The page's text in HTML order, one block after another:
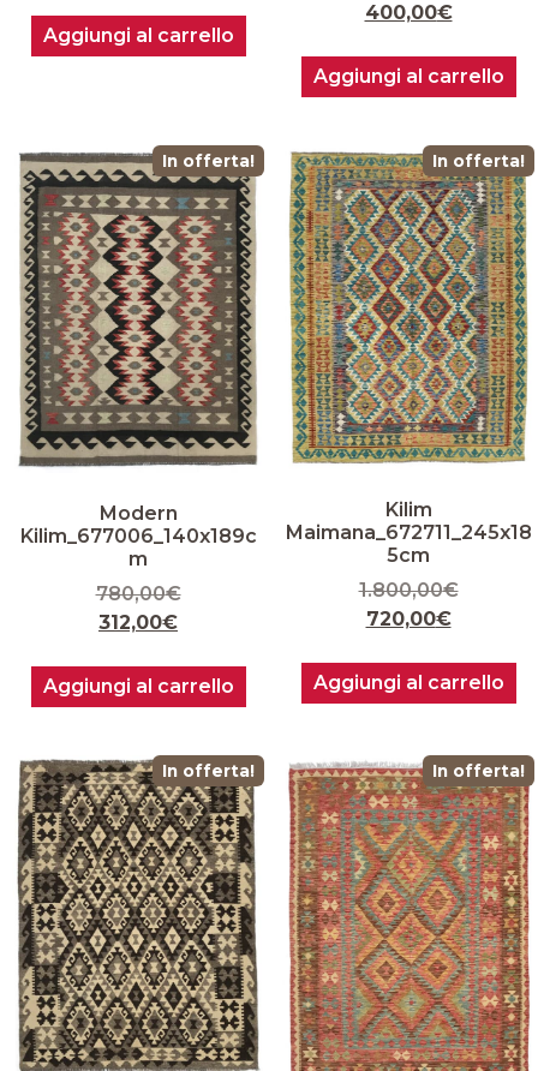
Aggiungi al carrello
400,00€
Aggiungi al carrello
In offerta!
Modern
Kilim_677006_140x189c
m
780,00€
312,00€
Aggiungi al carrello
In offerta!
Kilim
Maimana_672711_245x18
5cm
1.800,00€
720,00€
Aggiungi al carrello
In offerta! In offerta!